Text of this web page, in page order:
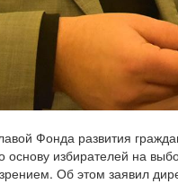
Фонда развития
основу избирателей на
Об этом заявил